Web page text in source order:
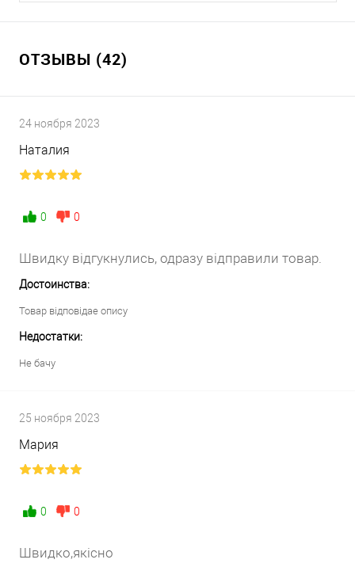
ОТЗЫВЫ (42)
24 ноября 2023
Наталия
0 0
Швидку відгукнулись, одразу відправили товар.
Достоинства:
Товар відповідае опису
Недостатки:
Не бачу
25 ноября 2023
Мария
0 0
Швидко,якісно